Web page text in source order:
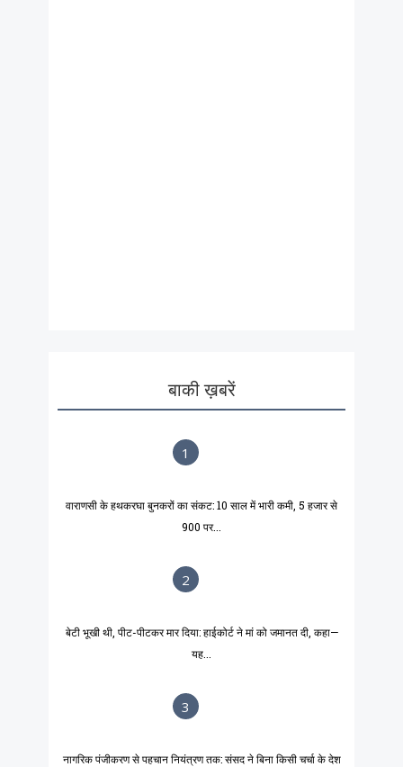
बाकी ख़बरें
1
वाराणसी के हथकरघा बुनकरों का संकट: 10 साल में भारी कमी, 5 हजार से
900 पर...
2
बेटी भूखी थी, पीट-पीटकर मार दिया: हाईकोर्ट ने मां को जमानत दी, कहा—
यह...
3
नागरिक पंजीकरण से पहचान नियंत्रण तक: संसद ने बिना किसी चर्चा के देश